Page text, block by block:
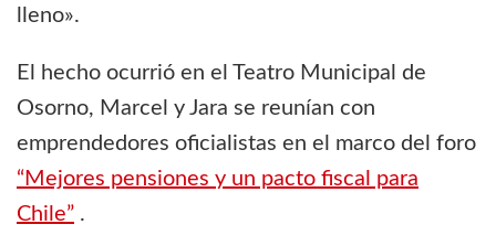
lleno».
El hecho ocurrió en el Teatro Municipal de
Osorno, Marcel y Jara se reunían con
emprendedores oficialistas en el marco del foro
“Mejores pensiones y un pacto fiscal para
Chile” .